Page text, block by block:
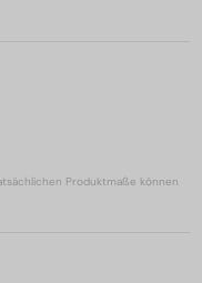
Produktmaße können